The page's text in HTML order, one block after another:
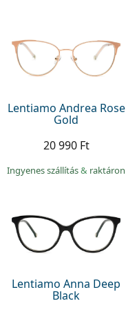
Lentiamo Andrea Rose
Gold
20 990 Ft
Ingyenes szállítás& raktáron
Lentiamo Anna Deep
Black